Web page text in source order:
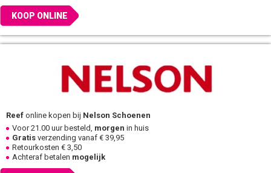
KOOP ONLINE
Reef online kopen bij Nelson Schoenen
Voor 21.00 uur besteld, morgen in huis
Gratis verzending vanaf € 39,95
Retourkosten € 3,50
Achteraf betalen mogelijk